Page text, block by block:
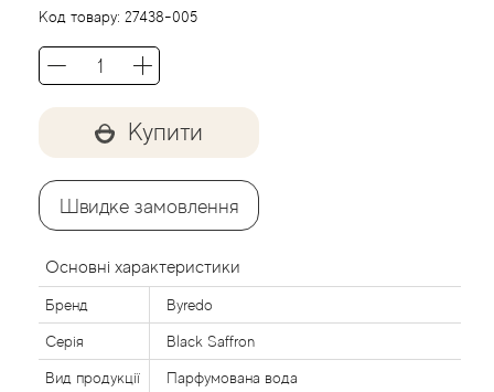
Код товару: 27438-005
Купити
Швидке замовлення
Основні характеристики
Бренд Byredo
Серія Black Saffron
Вид продукції Парфумована вода
Agent Provocateur
Agonist
Aj Arabia (Widian)
Al Haramain
Al Jazeera